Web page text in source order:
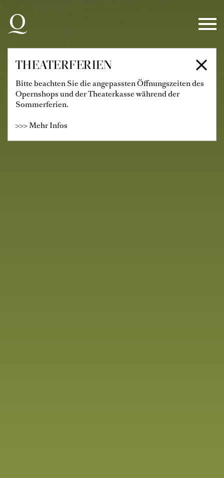
Zur Hauptnavigation springen
Zum Hauptinhalt springen
Zum Footer springen
THEATERFERIEN
Bitte beachten Sie die angepassten Öffnungszeiten des
Opernshops und der Theaterkasse während der
Sommerferien.
>>> Mehr Infos